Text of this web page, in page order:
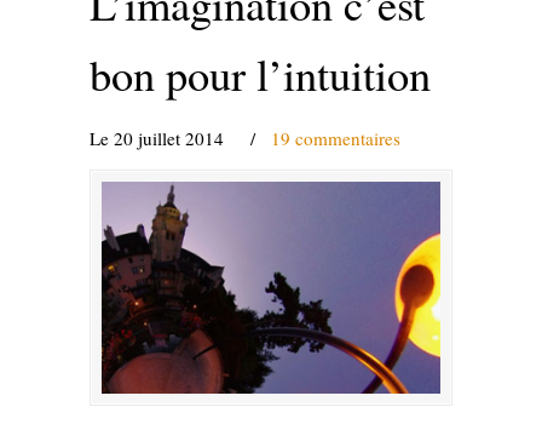
bon pour l’intuition
Le 20 juillet 2014 / 19 commentaires